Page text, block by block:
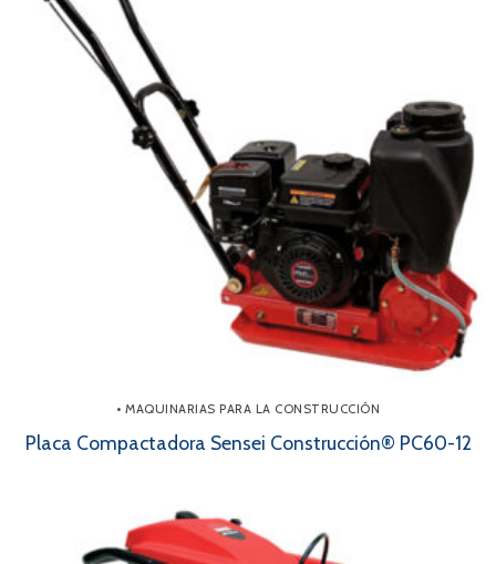
• MAQUINARIAS PARA LA CONSTRUCCIÓN
Placa Compactadora Sensei Construcción® PC60-12